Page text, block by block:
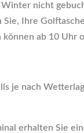
Winter nicht
Ihre
können ab 10 Uhr
je nach
erhalten Sie